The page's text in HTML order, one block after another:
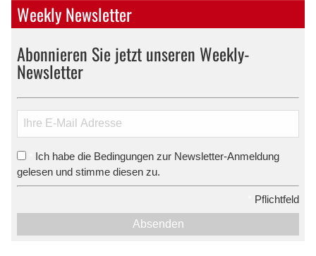
Weekly Newsletter
Abonnieren Sie jetzt unseren Weekly-
Newsletter
Ich habe die Bedingungen zur Newsletter-Anmeldung
gelesen und stimme diesen zu.
Pflichtfeld
Absenden